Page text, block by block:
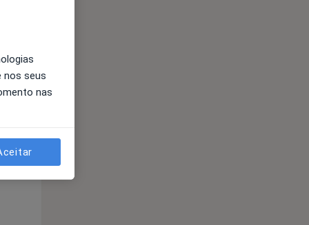
Qua
12 Ago
nos seus
nas